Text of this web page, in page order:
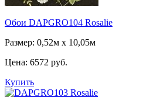
Обои DAPGRO104 Rosalie
Размер: 0,52м х 10,05м
Цена: 6572 руб.
Купить